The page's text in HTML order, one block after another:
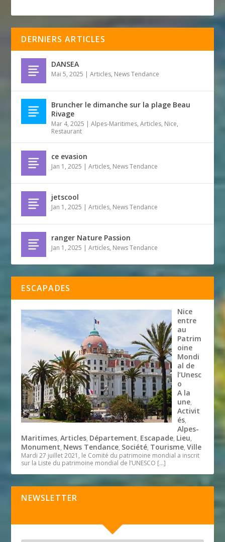
DERNIERS ARTICLES
DANSEA
Mai 5, 2025 |Articles, News Tendance
Bruncher le dimanche sur la plage Beau
Rivage
Mar 4, 2025 |Alpes-Maritimes,Articles, Nice,
Restaurant
ce evasion
Jan 1, 2025 |Articles, News Tendance
jetscool
Jan 1, 2025 |Articles, News Tendance
ranger Nature Passion
Jan 1, 2025 |Articles, News Tendance
ESCAPADES
Nice
entre
au
Patrim
oine
Mondi
al de
l’Unesc
o
A la
une,
Activit
és,
Alpes-
Maritimes,Articles, Département, Escapade, Lieu,
Monument, News Tendance, Société, Tourisme,Ville
Mardi 27 juillet 2021, le Comité du patrimoine mondial a inscrit
sur la Liste du patrimoine mondial de l’UNESCO […]
NEWSLETTER